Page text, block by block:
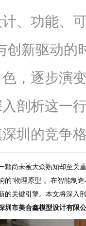
、功能、
创新驱动
，逐步演
剖析这一
圳的竞争
颗尚未被大众熟知却至关
“物理原型”。在智能制
的关键引擎。本文将深入
圳市美合鑫模型设计有限